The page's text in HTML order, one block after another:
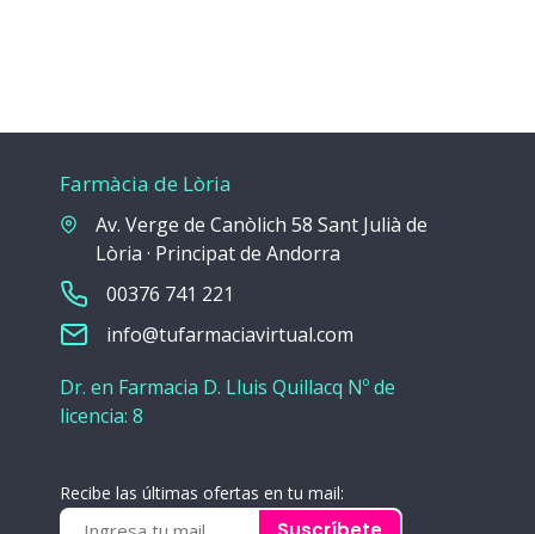
Farmàcia de Lòria
Av. Verge de Canòlich 58 Sant Julià de
Lòria · Principat de Andorra
00376 741 221
info@tufarmaciavirtual.com
Dr. en Farmacia D. Lluis Quillacq Nº de
licencia: 8
Recibe las últimas ofertas en tu mail: